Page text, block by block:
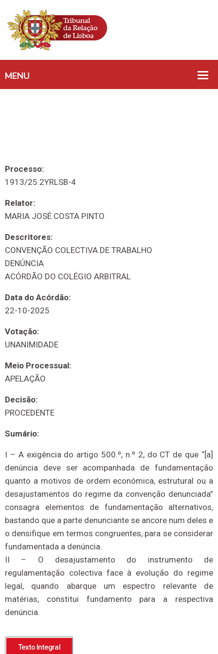
Processo:
1913/25.2YRLSB-4
Relator:
MARIA JOSÉ COSTA PINTO
Descritores:
CONVENÇÃO COLECTIVA DE TRABALHO
DENÚNCIA
ACÓRDÃO DO COLÉGIO ARBITRAL
Data do Acórdão:
22-10-2025
Votação:
UNANIMIDADE
Meio Processual:
APELAÇÃO
Decisão:
PROCEDENTE
Sumário:
I – A exigência do artigo 500.º, n.º 2, do CT de que “[a]
denúncia deve ser acompanhada de fundamentação
quanto a motivos de ordem económica, estrutural ou a
desajustamentos do regime da convenção denunciada”
consagra elementos de fundamentação alternativos,
bastando que a parte denunciante se ancore num deles e
o densifique em termos congruentes, para se considerar
fundamentada a denúncia.
II – O desajustamento do instrumento de
regulamentação colectiva face à evolução do regime
legal, quando abarque um espectro relevante de
matérias, constitui fundamento para a respectiva
denúncia.
Texto Integral